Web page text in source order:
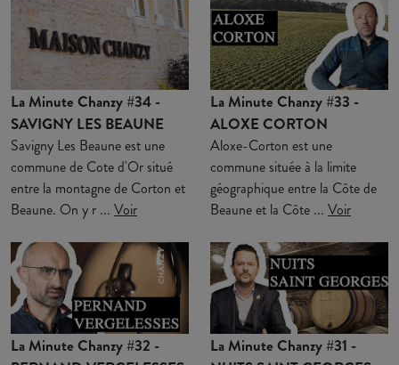
La Minute Chanzy #34 -
SAVIGNY LES BEAUNE
Savigny Les Beaune est une
commune de Cote d'Or situé
entre la montagne de Corton et
Beaune. On y r ... Voir
La Minute Chanzy #33 -
ALOXE CORTON
Aloxe-Corton est une
commune située à la limite
géographique entre la Côte de
Beaune et la Côte ... Voir
La Minute Chanzy #32 -
La Minute Chanzy #31 -